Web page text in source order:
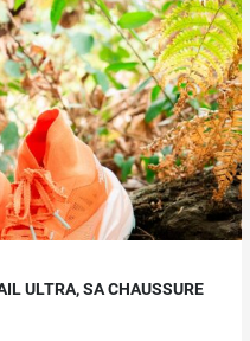
ULTRA, SA CHAUSSURE